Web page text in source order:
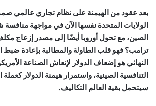
بعد عقود من الهيمنة على نظام تجاري عالمي
الولايات المتحدة نفسها الآن في مواجهة
الصين، مع تحول أوروبا أيضًا إلى مصدر إزعاج
ترامب؟ فهو قلب الطاولة والمطالبة بإعادة ضبط
النهائي هو إضعاف الدولار لإنعاش الصناعة
التنافسية الصينية، واستمرار هيمنة الدولار كعملة
سيتحمل بقية العالم التكاليف.